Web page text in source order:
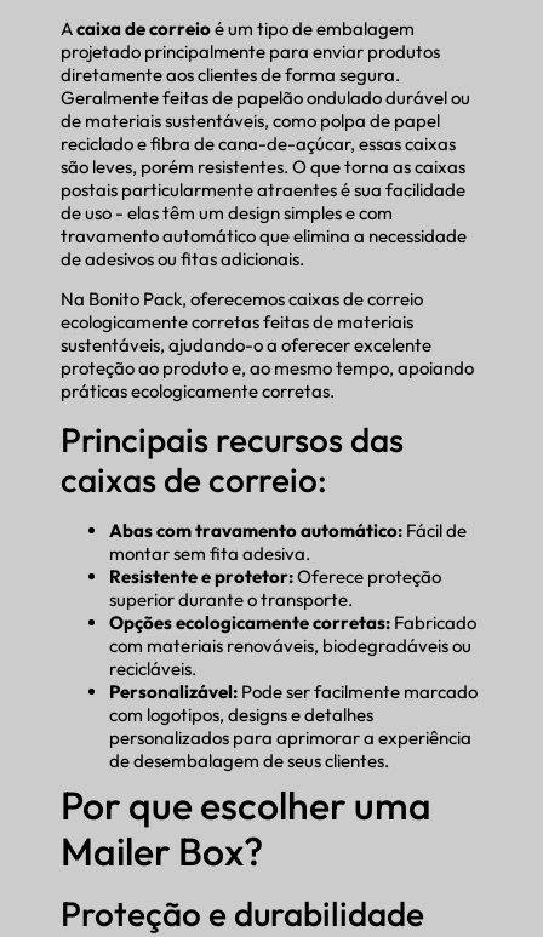
Acaixa de correioé um tipo de embalagem
projetado principalmente para enviar produtos
diretamente aos clientes de forma segura.
Geralmente feitas de papelão ondulado durável ou
de materiais sustentáveis, como polpa de papel
reciclado e fibra de cana-de-açúcar, essas caixas
são leves, porém resistentes. O que torna as caixas
postais particularmente atraentes é sua facilidade
de uso - elas têm um design simples e com
travamento automático que elimina a necessidade
de adesivos ou fitas adicionais.
Na Bonito Pack, oferecemos caixas de correio
ecologicamente corretas feitas de materiais
sustentáveis, ajudando-o a oferecer excelente
proteção ao produto e, ao mesmo tempo, apoiando
práticas ecologicamente corretas.
Principais recursos das
caixas de correio:
Abas com travamento automático: Fácil de
montar sem fita adesiva.
Resistente e protetor:Oferece proteção
superior durante o transporte.
Opções ecologicamente corretas: Fabricado
com materiais renováveis, biodegradáveis ou
recicláveis.
Personalizável: Pode ser facilmente marcado
com logotipos, designs e detalhes
personalizados para aprimorar a experiência
de desembalagem de seus clientes.
Por que escolher uma
Mailer Box?
Proteção e durabilidade